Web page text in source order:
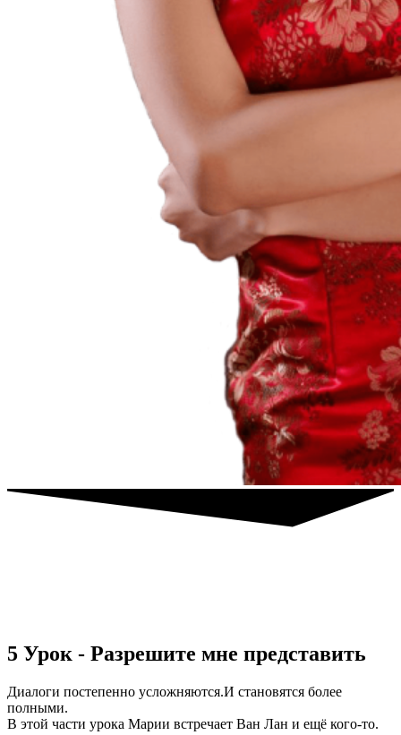
5 Урок - Разрешите мне представить
Диалоги постепенно усложняются.И становятся более
полными.
В этой части урока Марии встречает Ван Лан и ещё кого-то.